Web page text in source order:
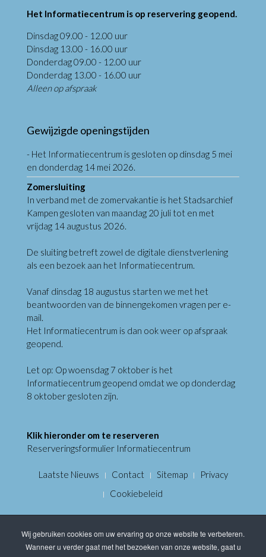
Het Informatiecentrum is op reservering geopend.
Dinsdag 09.00 - 12.00 uur
Dinsdag 13.00 - 16.00 uur
Donderdag 09.00 - 12.00 uur
Donderdag 13.00 - 16.00 uur
Alleen op afspraak
Gewijzigde openingstijden
- Het Informatiecentrum is gesloten op dinsdag 5 mei
en donderdag 14 mei 2026.
Zomersluiting
In verband met de zomervakantie is het Stadsarchief
Kampen gesloten van maandag 20 juli tot en met
vrijdag 14 augustus 2026.
De sluiting betreft zowel de digitale dienstverlening
als een bezoek aan het Informatiecentrum.
Vanaf dinsdag 18 augustus starten we met het
beantwoorden van de binnengekomen vragen per e-
mail.
Het Informatiecentrum is dan ook weer op afspraak
geopend.
Let op: Op woensdag 7 oktober is het
Informatiecentrum geopend omdat we op donderdag
8 oktober gesloten zijn.
Klik hieronder om te reserveren
Reserveringsformulier Informatiecentrum
Laatste Nieuws Contact Sitemap
Privacy
Cookiebeleid
Wij gebruiken cookies om uw ervaring op onze website te verbeteren.
Wanneer u verder gaat met het bezoeken van onze website, gaat u